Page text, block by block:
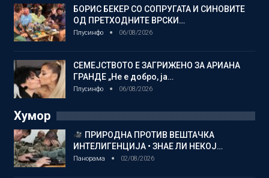
БОРИС БЕКЕР СО СОПРУГАТА И СИНОВИТЕ
ОД ПРЕТХОДНИТЕ ВРСКИ…
Плусинфо 06/08/2026
СЕМЕЈСТВОТО Е ЗАГРИЖЕНО ЗА АРИАНА
ГРАНДЕ „Не е добро, ја…
Плусинфо 06/08/2026
Хумор
ПРИРОДНА ПРОТИВ ВЕШТАЧКА
ИНТЕЛИГЕНЦИЈА • ЗНАЕ ЛИ НЕКОЈ…
Панорама 02/08/2026